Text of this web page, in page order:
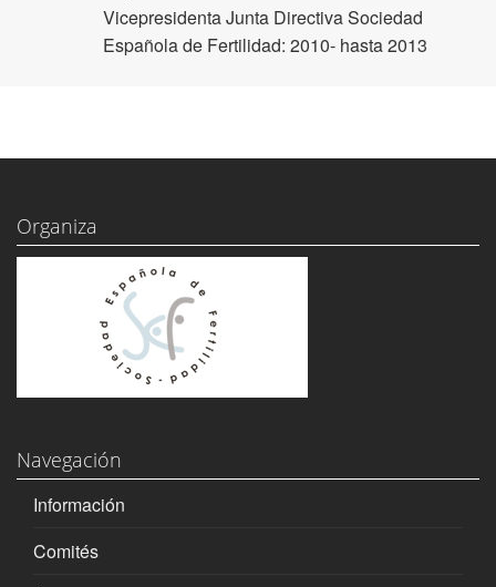
Vicepresidenta Junta Directiva Sociedad
Española de Fertilidad: 2010- hasta 2013
Organiza
Navegación
Información
Comités